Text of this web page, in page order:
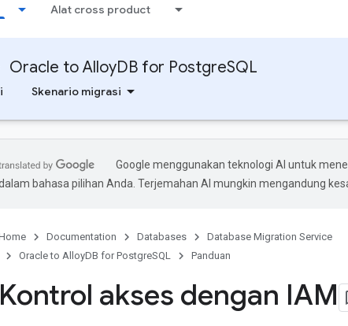
Alat cross product
Oracle to AlloyDB for PostgreSQL
Skenario migrasi
Google menggunakan teknologi AI untuk
bahasa pilihan Anda. Terjemahan AI mungkin mengandung
Documentation Databases
Database Migration Service
Oracle to AlloyDB for PostgreSQL
Panduan
Kontrol akses dengan IAM